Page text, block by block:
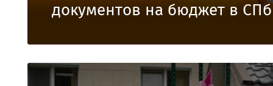
документов на бюджет в